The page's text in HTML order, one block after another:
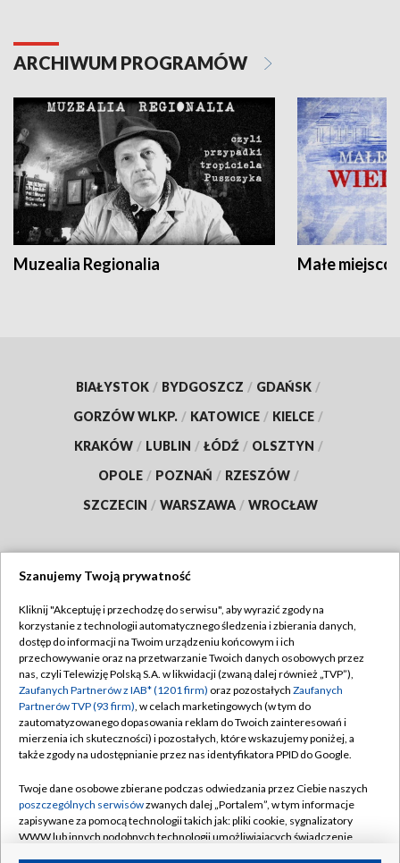
ARCHIWUM PROGRAMÓW
Muzealia Regionalia Małe
BIAŁYSTOK / BYDGOSZCZ / GDAŃSK /
GORZÓW WLKP. / KATOWICE / KIELCE /
KRAKÓW / LUBLIN / ŁÓDŹ / OLSZTYN /
OPOLE / POZNAŃ / RZESZÓW /
SZCZECIN / WARSZAWA / WROCŁAW
TVP
Abonament TVP
Emisja w TVP
Centrum informacji TVP
Naziemna Telewizja Cyfrowa
Rada Programowa
System NOS
Informacje o nadawcy
Regulamin TVP
Polityka prywatności
Moje zgody
Pomoc
Kontakt
Szanujemy Twoją prywatność
Kliknij "Akceptuję i przechodzę do serwisu", aby wyrazić zgody na
korzystanie z technologii automatycznego śledzenia i zbierania danych,
dostęp do informacji na Twoim urządzeniu końcowym i ich
przechowywanie oraz na przetwarzanie Twoich danych osobowych przez
nas, czyli Telewizję Polską S.A. w likwidacji (zwaną dalej również „TVP”),
Zaufanych Partnerów z IAB* (1201 firm) oraz pozostałych Zaufanych
Partnerów TVP (93 firm), w celach marketingowych (w tym do
zautomatyzowanego dopasowania reklam do Twoich zainteresowań i
mierzenia ich skuteczności) i pozostałych, które wskazujemy poniżej, a
także zgody na udostępnianie przez nas identyfikatora PPID do Google.
Twoje dane osobowe zbierane podczas odwiedzania przez Ciebie naszych
poszczególnych serwisówzwanych dalej „Portalem”, w tym informacje
zapisywane za pomocą technologii takich jak: pliki cookie, sygnalizatory
WWW lub innych podobnych technologii umożliwiających świadczenie